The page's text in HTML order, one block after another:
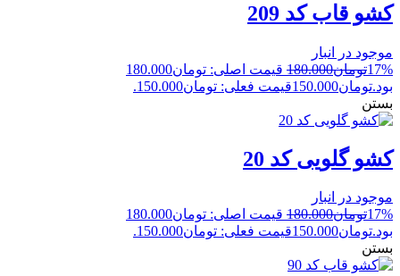
کشو قاب کد 209
موجود در انبار
17%تومان180.000
قیمت اصلی: تومان180.000
بود.تومان150.000قیمت فعلی: تومان150.000.
بستن
کشو گلویی کد 20
موجود در انبار
17%تومان180.000
قیمت اصلی: تومان180.000
بود.تومان150.000قیمت فعلی: تومان150.000.
بستن